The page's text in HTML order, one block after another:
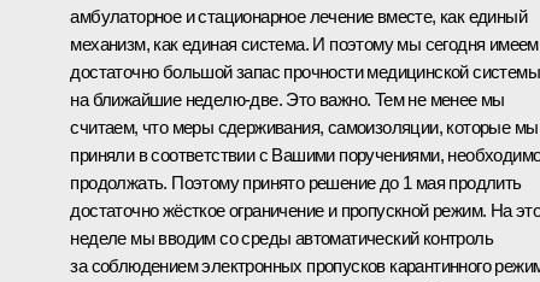
амбулаторное и стационарное лечение вместе, как единый
механизм, как единая система. И поэтому мы сегодня имеем
достаточно большой запас прочности медицинской системы
на ближайшие неделю-две. Это важно. Тем не менее мы
считаем, что меры сдерживания, самоизоляции, которые мы
приняли в соответствии с Вашими поручениями,
продолжать. Поэтому принято решение до 1 мая продлить
достаточно жёсткое ограничение и пропускной режим. На
неделе мы вводим со среды автоматический контроль
за соблюдением электронных пропусков карантинного